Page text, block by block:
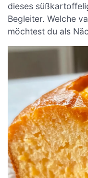
dieses
Begleiter. Welche
möchtest du als